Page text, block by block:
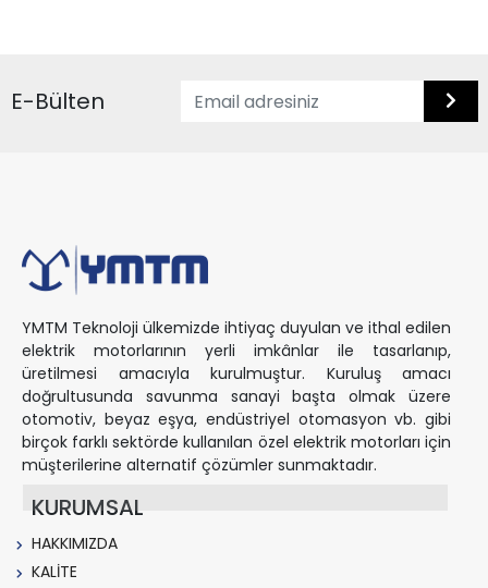
E-Bülten
YMTM Teknoloji ülkemizde ihtiyaç duyulan ve ithal edilen
elektrik motorlarının yerli imkânlar ile tasarlanıp,
üretilmesi amacıyla kurulmuştur. Kuruluş amacı
doğrultusunda savunma sanayi başta olmak üzere
otomotiv, beyaz eşya, endüstriyel otomasyon vb. gibi
birçok farklı sektörde kullanılan özel elektrik motorları için
müşterilerine alternatif çözümler sunmaktadır.
KURUMSAL
HAKKIMIZDA
KALİTE